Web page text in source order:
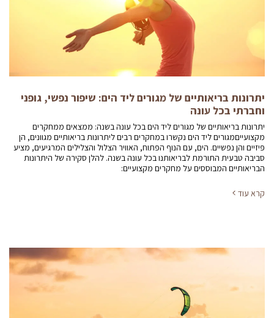
יתרונות בריאותיים של מגורים ליד הים: שיפור נפשי, גופני
וחברתי בכל עונה
יתרונות בריאותיים של מגורים ליד הים בכל עונה בשנה: ממצאים ממחקרים
מקצועייםמגורים ליד הים נקשרו במחקרים רבים ליתרונות בריאותיים מגוונים, הן
פיזיים והן נפשיים. הים, עם הנוף הפתוח, האוויר הצלול והצלילים המרגיעים, מציע
סביבה טבעית התורמת לבריאותנו בכל עונה בשנה. להלן סקירה של היתרונות
הבריאותיים המבוססים על מחקרים מקצועיים:
קרא עוד